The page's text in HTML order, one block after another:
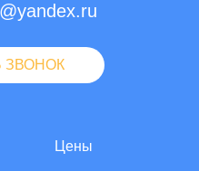
ЗВОНОК
Цены